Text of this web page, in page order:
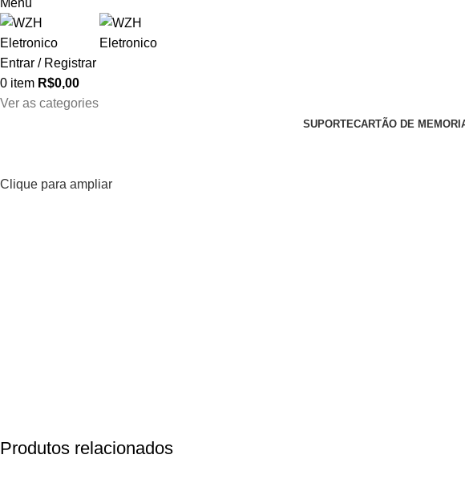
Menu
Entrar / Registrar
0 item R$0,00
Ver as categories
SUPORTECARTÃO DE
Clique para ampliar
Produtos relacionados